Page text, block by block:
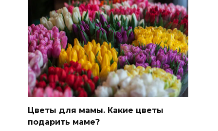
Цветы для мамы. Какие цветы
подарить маме?